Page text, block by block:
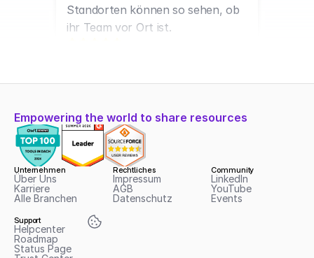
Standorten können so sehen, ob
ihr Team vor Ort ist.
Einfach zu bedienendes Interface,
einfache Navigation und super
schnell.
Yannic
anny ist eine außergewöhnlich
benutzerfreundliche und flexible
Empowering the world to share resources
Unternehmen
Über Uns
Karriere
Alle Branchen
Rechtliches
AGB
Datenschutz
Impressum
Community
LinkedIn
YouTube
Events
Support
Helpcenter
Roadmap
Status Page